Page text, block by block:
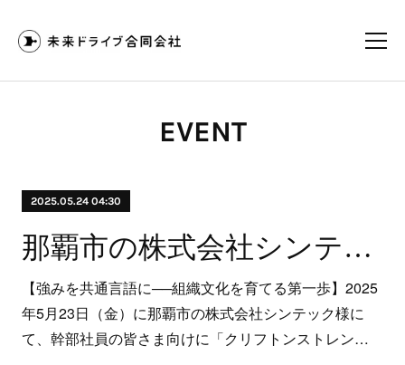
EVENT
2025.05.24 04:30
那覇市の株式会社シンテック様にて「クリフトンストレングス®」を用いた強み理解・組織文化醸成セッションを実施
【強みを共通言語に──組織文化を育てる第一歩】2025
年5月23日（金）に那覇市の株式会社シンテック様に
て、幹部社員の皆さま向けに「クリフトンストレン…